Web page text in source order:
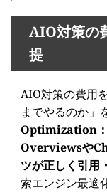
AIO対策の
提
AIO対策の費用
までやるのか」
Optimization：
Overviewsや
ツが正しく引用
索エンジン最適